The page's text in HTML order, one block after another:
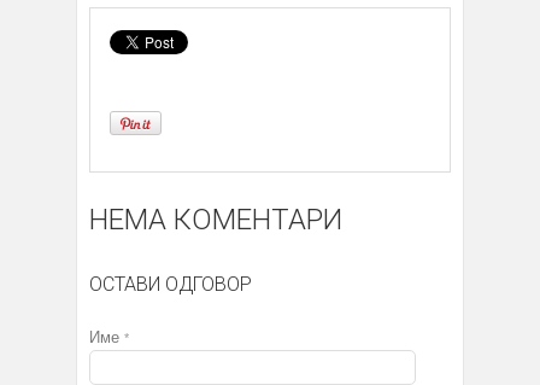
НЕМА КОМЕНТАРИ
ОСТАВИ ОДГОВОР
Име *